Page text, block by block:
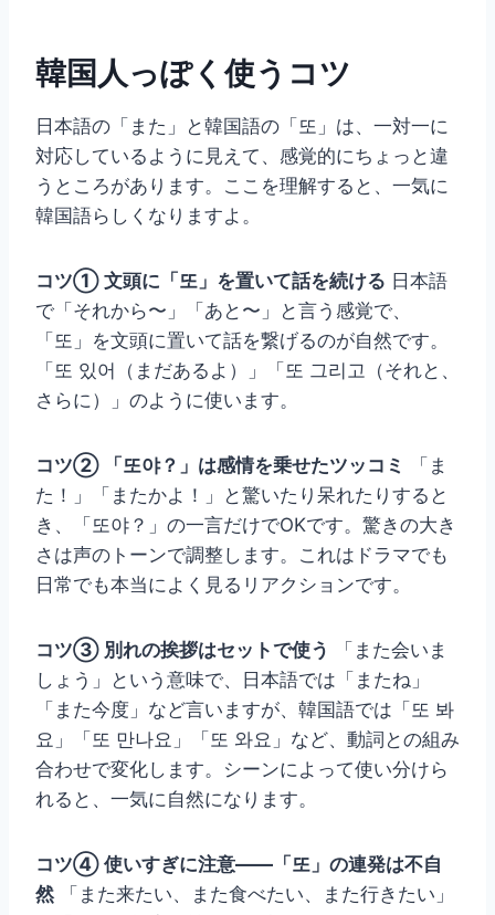
韓国人っぽく使うコツ
日本語の「また」と韓国語の「또」は、一対一に
対応しているように見えて、感覚的にちょっと違
うところがあります。ここを理解すると、一気に
韓国語らしくなりますよ。
コツ① 文頭に「또」を置いて話を続ける 日本語
で「それから〜」「あと〜」と言う感覚で、
「또」を文頭に置いて話を繋げるのが自然です。
「또 있어（まだあるよ）」「또 그리고（それと、
さらに）」のように使います。
コツ② 「또야？」は感情を乗せたツッコミ
「ま
た！」「またかよ！」と驚いたり呆れたりすると
き、「또야？」の一言だけでOKです。驚きの大き
さは声のトーンで調整します。これはドラマでも
日常でも本当によく見るリアクションです。
コツ③ 別れの挨拶はセットで使う
「また会いま
しょう」という意味で、日本語では「またね」
「また今度」など言いますが、韓国語では「또 봐
요」「또 만나요」「또 와요」など、動詞との組み
合わせで変化します。シーンによって使い分けら
れると、一気に自然になります。
コツ④ 使いすぎに注意——「또」の連発は不自
然「また来たい、また食べたい、また行きたい」